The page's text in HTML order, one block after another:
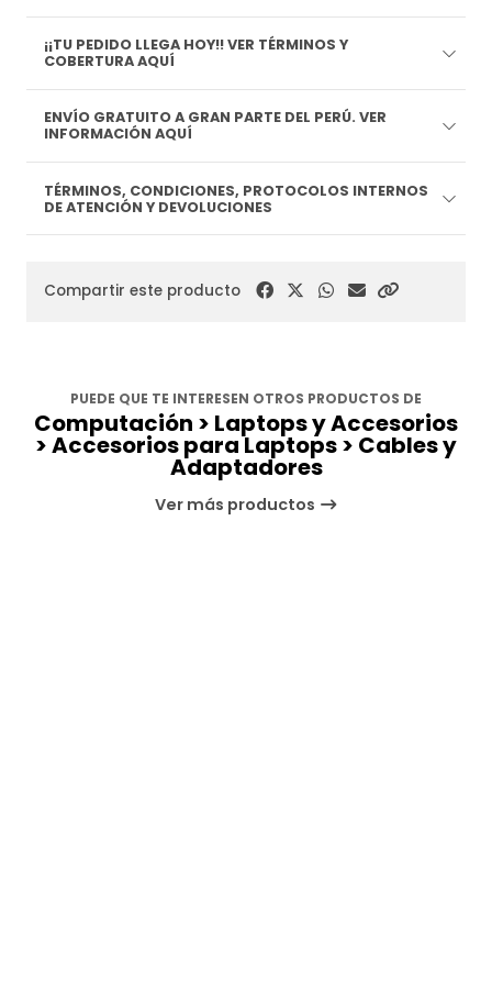
¡¡TU PEDIDO LLEGA HOY!! VER TÉRMINOS Y
COBERTURA AQUÍ
ENVÍO GRATUITO A GRAN PARTE DEL PERÚ. VER
INFORMACIÓN AQUÍ
TÉRMINOS, CONDICIONES, PROTOCOLOS INTERNOS
DE ATENCIÓN Y DEVOLUCIONES
Compartir este producto
PUEDE QUE TE INTERESEN OTROS PRODUCTOS DE
Computación > Laptops y Accesorios
> Accesorios para Laptops > Cables y
Adaptadores
Ver más productos